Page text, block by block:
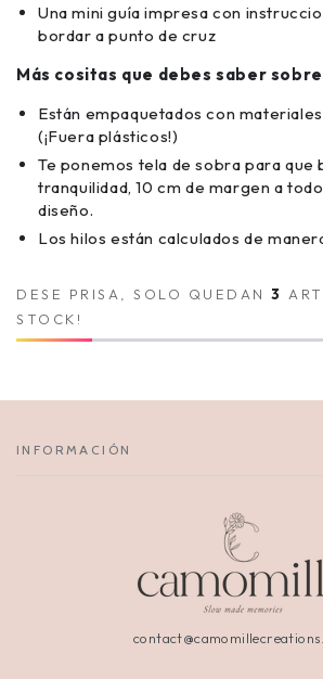
Una mini guía impresa con
bordar a punto de cruz
Más cositas que debes saber
Están empaquetados con
(¡Fuera plásticos!)
Te ponemos tela de sobra para que
tranquilidad, 10 cm de margen a
diseño.
Los hilos están calculados de
DESE PRISA, SOLO QUEDAN 3
STOCK!
INFORMACIÓN